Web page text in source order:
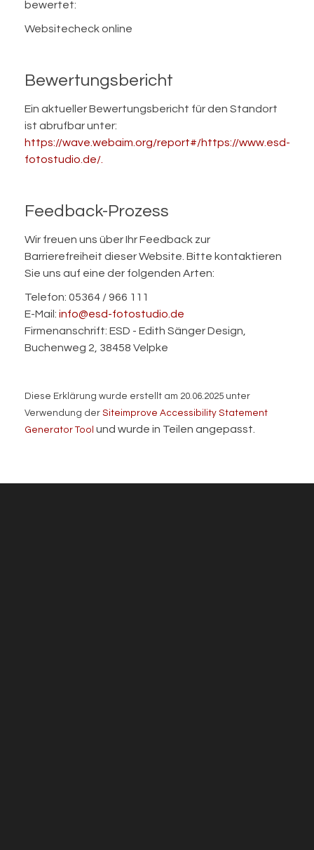
bewertet:
Websitecheck online
Bewertungsbericht
Ein aktueller Bewertungsbericht für den Standort
ist abrufbar unter:
https://wave.webaim.org/report#/https://www.esd-
fotostudio.de/.
Feedback-Prozess
Wir freuen uns über Ihr Feedback zur
Barrierefreiheit dieser Website. Bitte kontaktieren
Sie uns auf eine der folgenden Arten:
Telefon: 05364 / 966 111
E-Mail: info@esd-fotostudio.de
Firmenanschrift: ESD - Edith Sänger Design,
Buchenweg 2, 38458 Velpke
Diese Erklärung wurde erstellt am 20.06.2025 unter
Verwendung der Siteimprove Accessibility Statement
Generator Tool und wurde in Teilen angepasst.